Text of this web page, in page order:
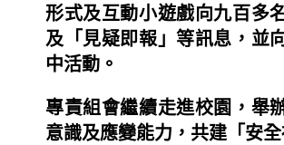
形式及互動小遊戲向九百多
及「見疑即報」等訊息，並
中活動。
專責組會繼續走進校園，舉
意識及應變能力，共建「安全